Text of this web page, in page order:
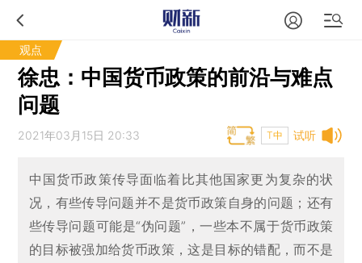
观点
徐忠：中国货币政策的前沿与难点
问题
试听
2021年03月15日 20:33 T中
中国货币政策传导面临着比其他国家更为复杂的状
况，有些传导问题并不是货币政策自身的问题；还有
些传导问题可能是“伪问题”，一些本不属于货币政策
的目标被强加给货币政策，这是目标的错配，而不是